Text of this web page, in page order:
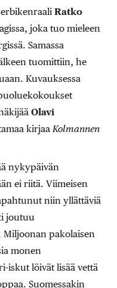
Ratko
joka tuo mieleen
Samassa
tuomittiin, he
Kuvauksessa
Olavi
kirjaa Kolmannen
nykypäivän
ei riitä. Viimeisen
niin yllättäviä
joutuu
Miljoonan pakolaisen
monen
iskut löivät lisää vettä
Suomessakin